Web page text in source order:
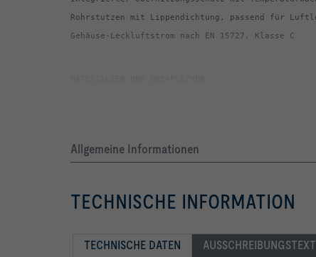
Gehäuse-Leckluftstrom nach EN 15727, Klasse C
-   Schutzgrad: IP 43
Allgemeine Informationen
TECHNISCHE INFORMATION
TECHNISCHE DATEN AUSSCHREIBUNGSTEXT